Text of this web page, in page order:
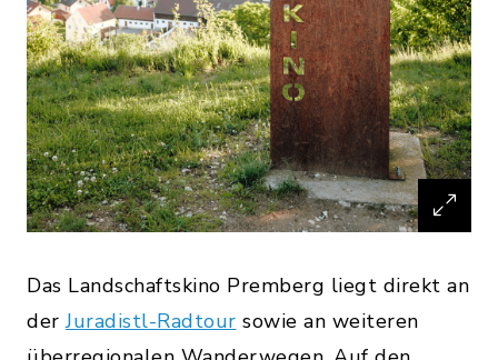
Das Landschaftskino Premberg liegt direkt an
derJuradistl-Radtour sowie an weiteren